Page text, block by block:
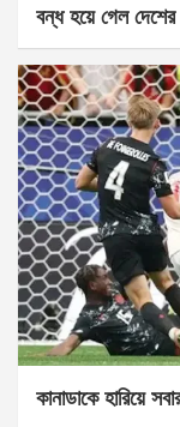
বন্ধ হয়ে গেল
কানাডাকে হারিয়ে